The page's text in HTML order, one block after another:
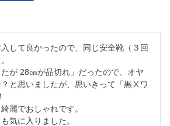
して良かったので、同じ安全靴（３回
たが 28㎝が品切れ」だったので、オヤ
と思いましたが、思いきって「黒Ⅹワ
麗でおしゃれです。
気に入りました。